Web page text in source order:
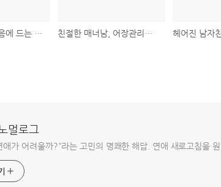
소개팅 이후, 마음에 드는 상대 공략방법 친절한 매너남, 어장관리를 하는 걸까?
멀로그
애가 어려울까?"라는 고민의 명쾌한 해답. 연애 새로고침을 원